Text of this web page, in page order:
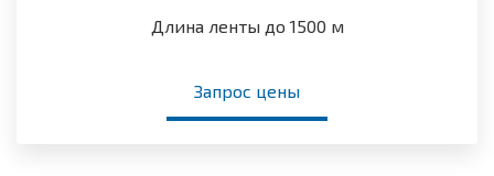
Длина ленты до 1500 м
Запрос цены